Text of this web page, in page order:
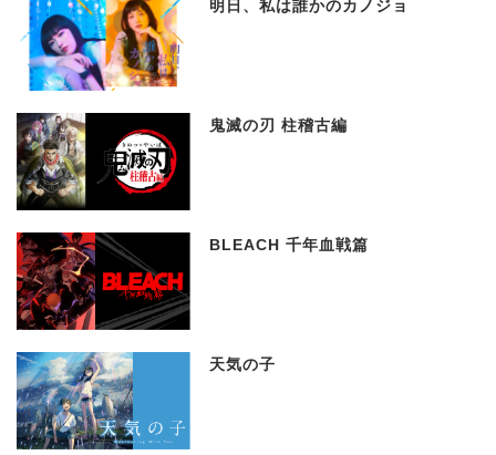
明日、私は誰かのカノジョ
鬼滅の刃 柱稽古編
BLEACH 千年血戦篇
天気の子